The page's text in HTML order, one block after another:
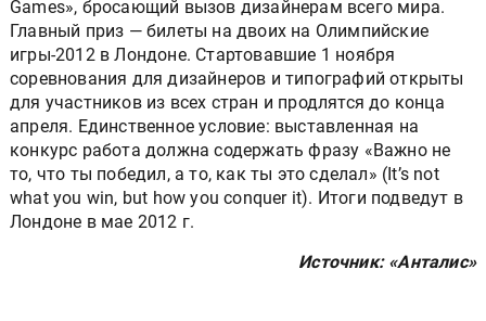
Games», бросающий вызов дизайнерам всего мира.
Главный приз — билеты на двоих на Олимпийские
игры-2012 в Лондоне. Стартовавшие 1 ноября
соревнования для дизайнеров и типографий открыты
для участников из всех стран и продлятся до конца
апреля. Единственное условие: выставленная на
конкурс работа должна содержать фразу «Важно не
то, что ты победил, а то, как ты это сделал» (It’s not
what you win, but how you conquer it). Итоги подведут в
Лондоне в мае 2012 г.
Источник: «Анталис»